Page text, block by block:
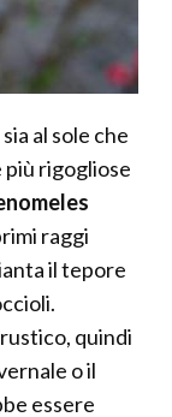
al sole che
rigogliose
raggi
il tepore
quindi
o il
essere